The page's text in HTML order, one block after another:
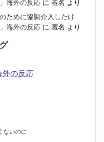
海外の反応 に 匿名 より
ために協調介入したけ
海外の反応 に 匿名 より
外の反応
ないのに